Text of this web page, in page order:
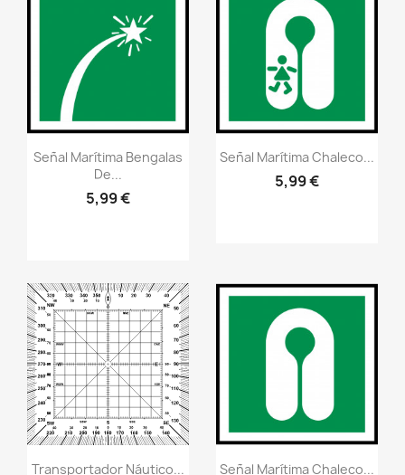
visibility Vistazo rápido
Señal Marítima Bengalas
De...
5,99 €
visibility Vistazo rápido
Señal Marítima Chaleco...
5,99 €
visibilityVistazo rápido
Transportador Náutico... visibility Vistazo rápido
Señal Marítima Chaleco...